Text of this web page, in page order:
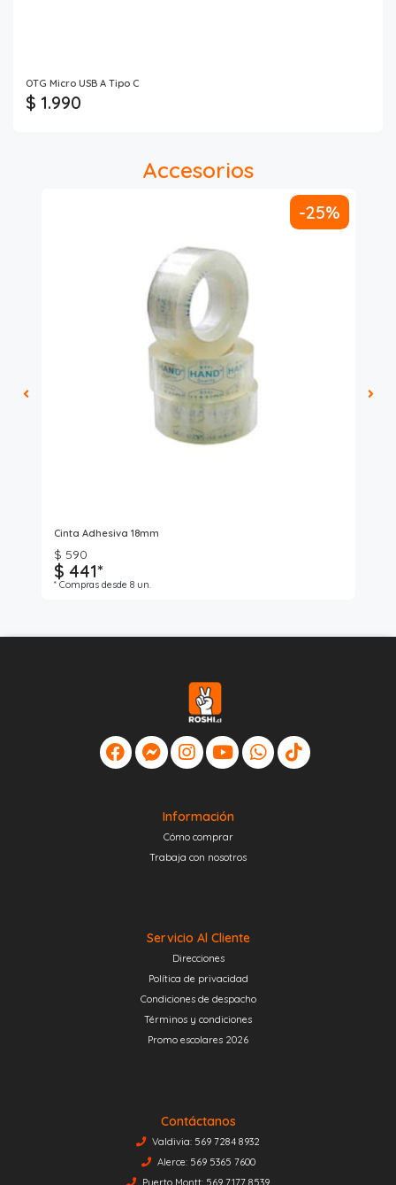
OTG Micro USB A Tipo C
$ 1.990
Accesorios
-25%
Cinta Adhesiva 18mm
$ 590
$ 441*
* Compras desde 8 un.
Información
Cómo comprar
Trabaja con nosotros
Servicio Al Cliente
Direcciones
Política de privacidad
Condiciones de despacho
Términos y condiciones
Promo escolares 2026
Contáctanos
Valdivia: 569 7284 8932
Alerce: 569 5365 7600
Puerto Montt: 569 7177 8539